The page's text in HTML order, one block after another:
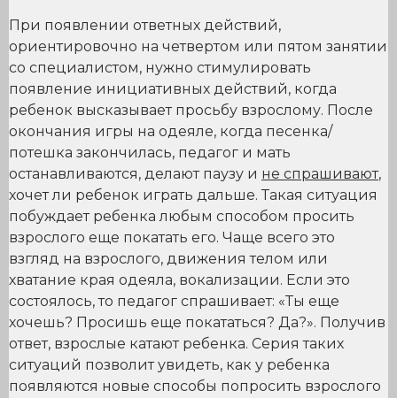
При появлении ответных действий,
ориентировочно на четвертом или пятом занятии
со специалистом, нужно стимулировать
появление инициативных действий, когда
ребенок высказывает просьбу взрослому. После
окончания игры на одеяле, когда песенка/
потешка закончилась, педагог и мать
останавливаются, делают паузу и не спрашивают,
хочет ли ребенок играть дальше. Такая ситуация
побуждает ребенка любым способом просить
взрослого еще покатать его. Чаще всего это
взгляд на взрослого, движения телом или
хватание края одеяла, вокализации. Если это
состоялось, то педагог спрашивает: «Ты еще
хочешь? Просишь еще покататься? Да?». Получив
ответ, взрослые катают ребенка. Серия таких
ситуаций позволит увидеть, как у ребенка
появляются новые способы попросить взрослого